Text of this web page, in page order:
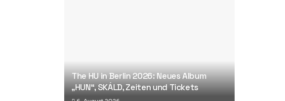
The HU in Berlin 2026: Neues Album
„HUN“, SKÁLD, Zeiten und Tickets